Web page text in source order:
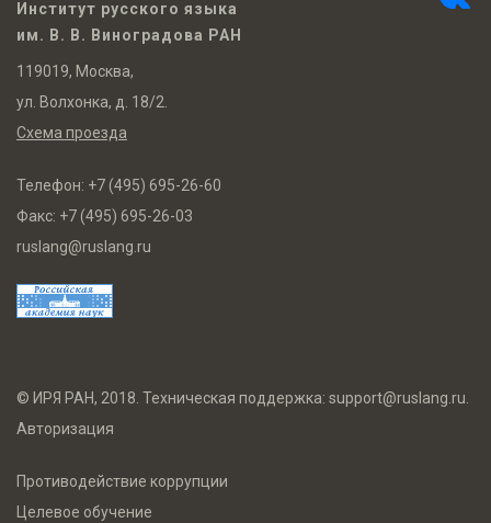
Институт русского языка
им. В. В. Виноградова РАН
119019, Москва,
ул. Волхонка, д. 18/2.
Схема проезда
Телефон: +7 (495) 695-26-60
Факс: +7 (495) 695-26-03
ruslang@ruslang.ru
© ИРЯ РАН, 2018. Техническая поддержка: support@ruslang.ru
Авторизация
Противодействие коррупции
Целевое обучение